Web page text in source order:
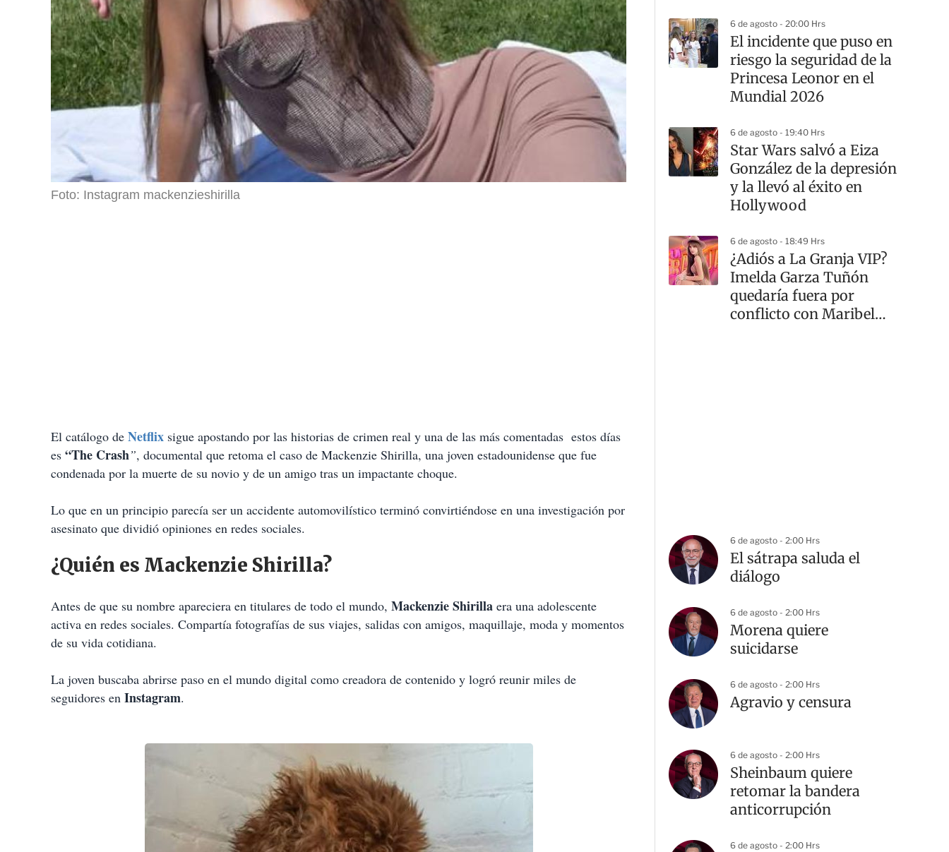
Foto: Instagram mackenzieshirilla
El catálogo de Netflix sigue apostando por las historias de crimen real y una de las más comentadas estos días
es “The Crash”, documental que retoma el caso de Mackenzie Shirilla, una joven estadounidense que fue
condenada por la muerte de su novio y de un amigo tras un impactante choque.
Lo que en un principio parecía ser un accidente automovilístico terminó convirtiéndose en una investigación por
asesinato que dividió opiniones en redes sociales.
¿Quién es Mackenzie Shirilla?
Antes de que su nombre apareciera en titulares de todo el mundo, Mackenzie Shirilla era una adolescente
activa en redes sociales. Compartía fotografías de sus viajes, salidas con amigos, maquillaje, moda y momentos
de su vida cotidiana.
La joven buscaba abrirse paso en el mundo digital como creadora de contenido y logró reunir miles de
seguidores en Instagram.
6 de agosto - 20:00 Hrs
El incidente que puso en
riesgo la seguridad de la
Princesa Leonor en el
Mundial 2026
6 de agosto - 19:40 Hrs
Star Wars salvó a Eiza
González de la depresión
y la llevó al éxito en
Hollywood
6 de agosto - 18:49 Hrs
¿Adiós a La Granja VIP?
Imelda Garza Tuñón
quedaría fuera por
conflicto con Maribel
6 de agosto - 2:00 Hrs
El sátrapa saluda el
diálogo
6 de agosto - 2:00 Hrs
Morena quiere
suicidarse
6 de agosto - 2:00 Hrs
Agravio y censura
6 de agosto - 2:00 Hrs
Sheinbaum quiere
retomar la bandera
anticorrupción
6 de agosto - 2:00 Hrs